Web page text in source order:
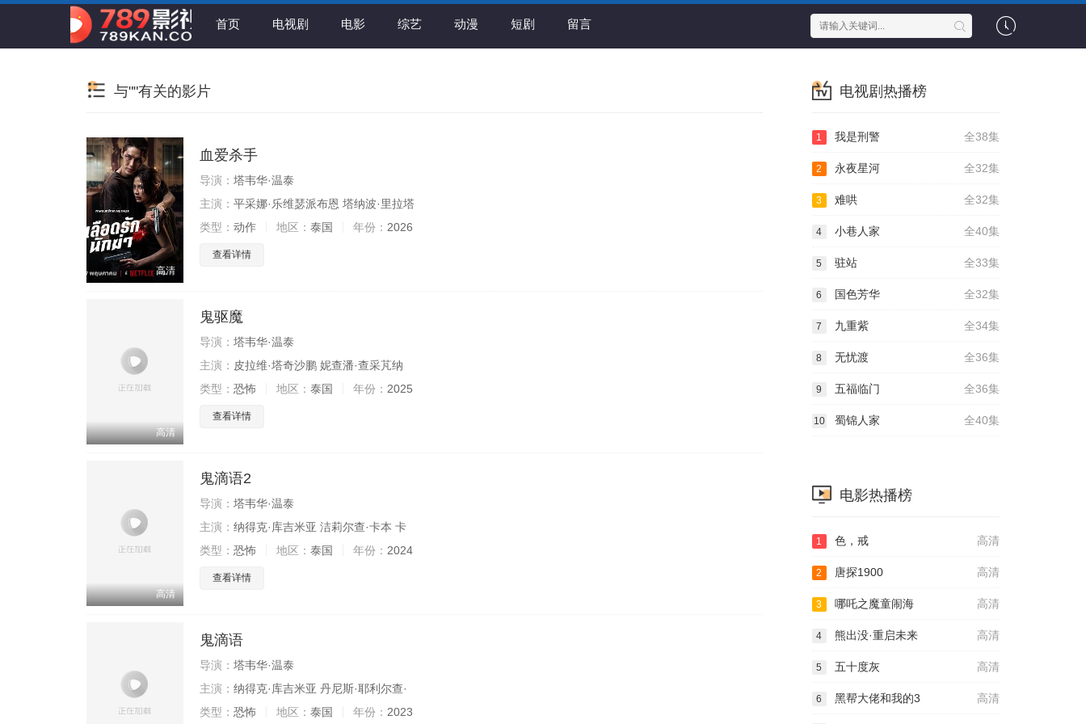
首页 电视剧 电影 综艺 动漫 短剧 留言
与""有关的影片
高清
血爱杀手
导演： 塔韦华·温泰
主演： 平采娜·乐维瑟派布恩 塔纳波·里拉塔
类型： 动作 地区： 泰国 年份： 2026
查看详情
高清
鬼驱魔
导演： 塔韦华·温泰
主演： 皮拉维·塔奇沙鹏 妮查潘·查采芃纳
类型： 恐怖 地区： 泰国 年份： 2025
查看详情
高清
鬼滴语2
导演： 塔韦华·温泰
主演： 纳得克·库吉米亚 洁莉尔查·卡本 卡
类型： 恐怖 地区： 泰国 年份： 2024
查看详情
鬼滴语
导演： 塔韦华·温泰
主演： 纳得克·库吉米亚 丹尼斯·耶利尔查·
类型： 恐怖 地区： 泰国 年份： 2023
电视剧热播榜
全38集
1 我是刑警
全32集
2 永夜星河
全32集
3 难哄
全40集
4 小巷人家
全33集
5 驻站
全32集
6 国色芳华
全34集
7 九重紫
全36集
8 无忧渡
全36集
9 五福临门
全40集
10 蜀锦人家
电影热播榜
高清
1 色，戒
高清
2 唐探1900
高清
3 哪吒之魔童闹海
高清
4 熊出没·重启未来
高清
5 五十度灰
高清
6 黑帮大佬和我的3